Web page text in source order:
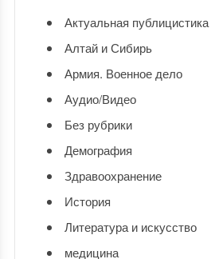
Актуальная публицистика
Алтай и Сибирь
Армия. Военное дело
Аудио/Видео
Без рубрики
Демография
Здравоохранение
История
Литература и искусство
медицина